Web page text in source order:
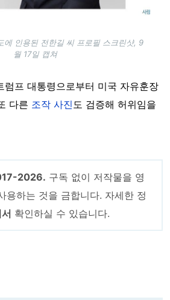
에 인용된 전한길 씨 프로필 스크린샷, 9
월 17일 캡쳐
럼프 대통령으로부터 미국 자유훈장
다른 조작 사진도 검증해 허위임을
2026. 구독 없이 저작물을 영
용하는 것을 금합니다. 자세한 정
확인하실 수 있습니다.